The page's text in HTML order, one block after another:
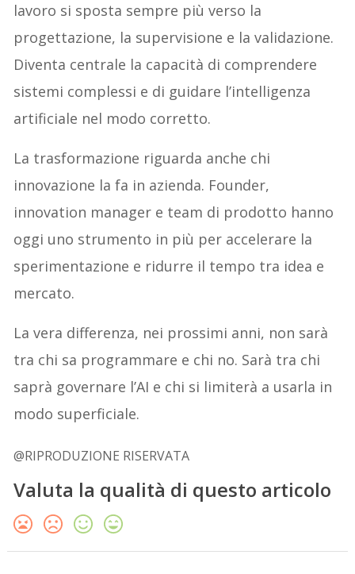
lavoro si sposta sempre più verso la
progettazione, la supervisione e la validazione.
Diventa centrale la capacità di comprendere
sistemi complessi e di guidare l’intelligenza
artificiale nel modo corretto.
La trasformazione riguarda anche chi
innovazione la fa in azienda. Founder,
innovation manager e team di prodotto hanno
oggi uno strumento in più per accelerare la
sperimentazione e ridurre il tempo tra idea e
mercato.
La vera differenza, nei prossimi anni, non sarà
tra chi sa programmare e chi no. Sarà tra chi
saprà governare l’AI e chi si limiterà a usarla in
modo superficiale.
@RIPRODUZIONE RISERVATA
Valuta la qualità di questo articolo